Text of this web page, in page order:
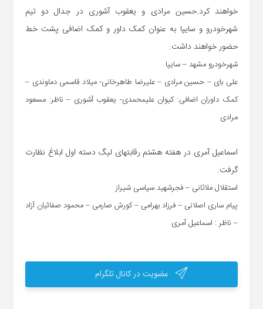
خواهند کرد.حسین مرادی و یعقوب آشوری در جدال دو تیم
شهرخودرو و سایپا به عنوان کمک داور و کمک اضافی پشت خط
حضور خواهند داشت.
شهرخودرو مشهد – سایپا
علی بای – حسین مرادی – علیرضا طاهرخانی- میلاد قاسمی دماوندی –
کمک داوران اضافی: کیوان علیمحمدی- یعقوب آشوری – ناظر: مسعود
مرادی
اسماعیل آمری در هفته هشتم رقابتهای لیگ دسته اول ابلاغ نظارت
گرفت.
استقلال ملاثانی – فجرشهید سپاسی شیراز
پیام ساری اصلانی – فرزاد بهرامی – کورش صارمی – محمود صفائیان آزاد
– ناظر : اسماعیل آمری
عضویت در کانال تلگرام